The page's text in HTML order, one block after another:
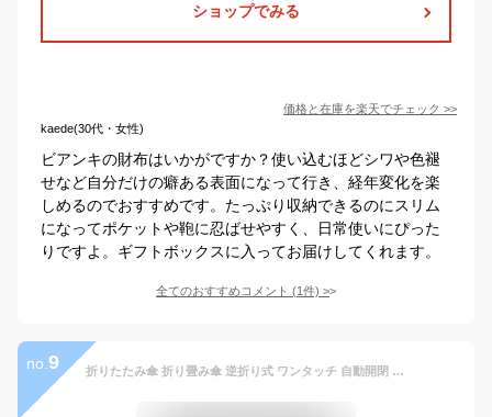
ショップでみる
価格と在庫を楽天でチェック >>
kaede(30代・女性)
ビアンキの財布はいかがですか？使い込むほどシワや色褪
せなど自分だけの癖ある表面になって行き、経年変化を楽
しめるのでおすすめです。たっぷり収納できるのにスリム
になってポケットや鞄に忍ばせやすく、日常使いにぴった
りですよ。ギフトボックスに入ってお届けしてくれます。
全てのおすすめコメント (1件) >
no. 9 折りたたみ傘 折り畳み傘 逆折り式 ワンタッチ 自動開閉 大きい 晴雨兼用 UVカット 紫外線遮蔽 超撥水 頑丈 台風対応 豪雨対応 メンズ傘 メンズ レディース 収納ポーチ付き